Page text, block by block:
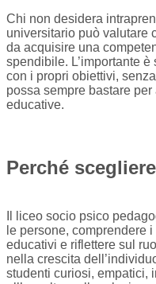
Chi non desidera
universitario può valutare
da acquisire una
spendibile. L’importante
con i propri obiettivi,
possa sempre bastare
educative.
Perché
Il liceo socio psico
le persone, comprendere
educativi e riflettere sul
nella crescita
studenti curiosi, empatici,